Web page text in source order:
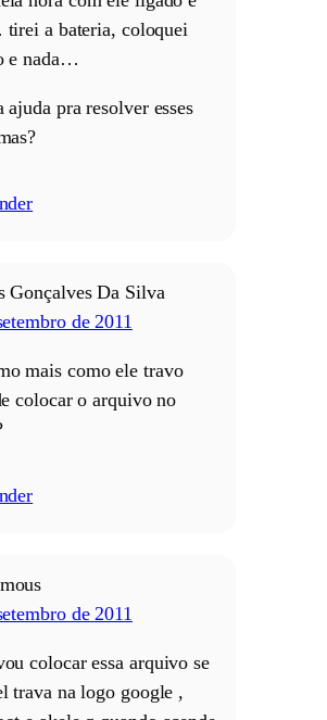
a bateria, coloquei
e nada…
ajuda pra resolver esses
Gonçalves Da Silva
de 2011
mais como ele travo
colocar o arquivo no
de 2011
colocar essa arquivo se
trava na logo google ,